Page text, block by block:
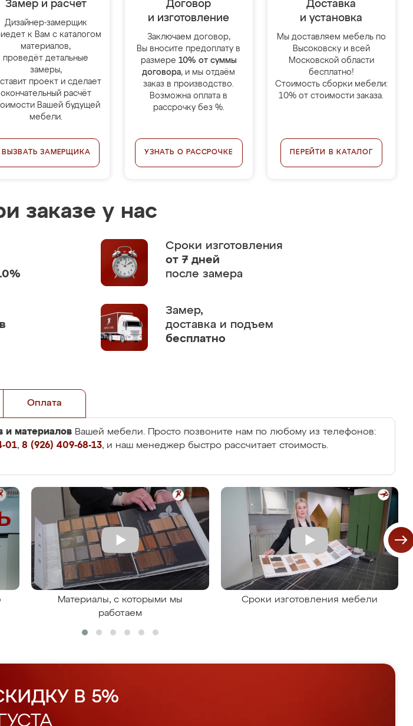
Замер и расчет
Дизайнер-замерщик
к Вам с каталогом
материалов,
проведёт детальные
замеры,
проект и сделает
окончательный расчёт
Вашей будущей
мебели.
ВЫЗВАТЬ ЗАМЕРЩИКА
Договор
и изготовление
Заключаем договор,
Вы вносите предоплату в
размере 10% от суммы
договора, и мы отдаём
заказ в производство.
Возможна оплата в
рассрочку без %.
УЗНАТЬ О РАССРОЧКЕ
Доставка
и установка
Мы доставляем мебель по
Высоковску и всей
Московской области
бесплатно!
Стоимость сборки мебели:
10% от стоимости заказа.
ПЕРЕЙТИ В КАТАЛОГ
заказе у нас
Сроки изготовления
от 7 дней
после замера
Замер,
доставка и подъем
бесплатно
Оплата
и материалов Вашей мебели. Просто позвоните нам по любому из телефонов:
01, 8 (926) 409-68-13, и наш менеджер быстро рассчитает стоимость.
Материалы, с которыми мы
работаем
Сроки изготовления мебели
В 5%